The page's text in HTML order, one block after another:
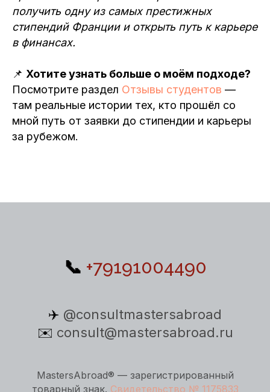
получить одну из самых престижных
стипендий Франции и открыть путь к карьере
в финансах.
📌 Хотите узнать больше о моём подходе?
Посмотрите раздел Отзывы студентов —
там реальные истории тех, кто прошёл со
мной путь от заявки до стипендии и карьеры
за рубежом.
📞 +79191004490
✈️ @consultmastersabroad
✉️ consult@mastersabroad.ru
MastersAbroad® — зарегистрированный
товарный знак. Свидетельство № 1175833